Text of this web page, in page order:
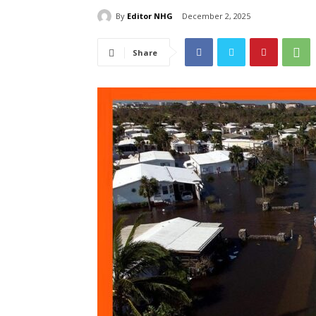
By Editor NHG December 2, 2025
Share